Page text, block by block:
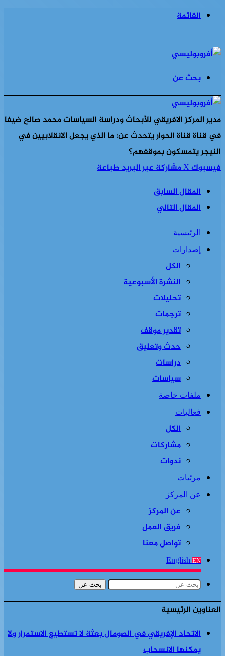
القائمة
بحث عن
مدير المركز الافريقي للأبحاث ودراسة السياسات محمد صالح ضيفا
في قناة قناة الحوار يتحدث عن: ما الذي يجعل الانقلابيين في
النيجر يتمسكون بموقفهم؟
فيسبوك‫Xمشاركة عبر البريدطباعة
المقال السابق
المقال التالي
الرئيسية
إصدارات
الكل
النشرة الأسبوعية
تحليلات
ترجمات
تقدير موقف
حدث وتعليق
دراسات
سياسات
ملفات خاصة
فعاليات
الكل
مشاركات
ندوات
مرئيات
عن المركز
عن المركز
فريق العمل
تواصل معنا
English EN
بحث عن
العناوين الرئيسية
الاتحاد الإفريقي في الصومال بعثة لا تستطيع الاستمرار ولا
يمكنها الانسحاب